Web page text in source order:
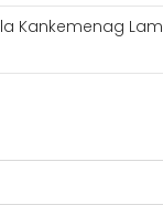
Kankemenag